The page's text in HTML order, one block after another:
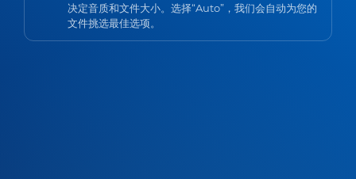
决定音质和文件大小。选择“Auto”，我们会自动为您的
文件挑选最佳选项。